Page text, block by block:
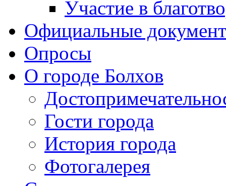
Участие в
Официальные
Опросы
О городе Болхов
Гости города
История города
Фотогалерея